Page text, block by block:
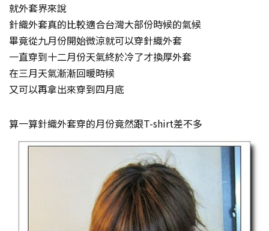
就外套界來說
針織外套真的比較適合台灣大部份時候的氣候
畢竟從九月份開始微涼就可以穿針織外套
一直穿到十二月份天氣終於冷了才換厚外套
在三月天氣漸漸回暖時候
又可以再拿出來穿到四月底
算一算針織外套穿的月份竟然跟T-shirt差不多